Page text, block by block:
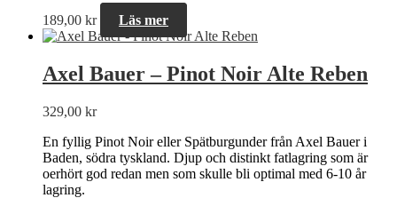
189,00 kr Läs mer
Axel Bauer – Pinot Noir Alte Reben
329,00 kr
En fyllig Pinot Noir eller Spätburgunder från Axel Bauer i
Baden, södra tyskland. Djup och distinkt fatlagring som är
oerhört god redan men som skulle bli optimal med 6-10 år
lagring.